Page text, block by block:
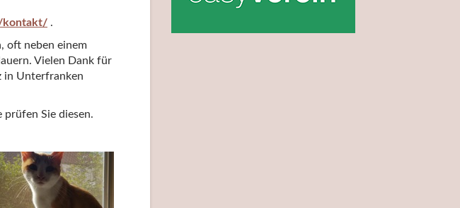
kontakt/ .
oft neben einem
Vielen Dank für
in Unterfranken
Sie diesen.